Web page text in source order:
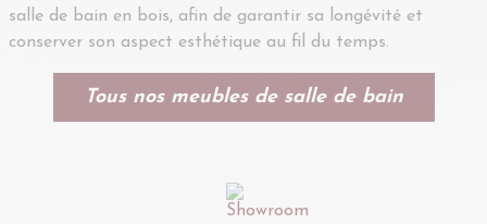
salle de bain en bois, afin de garantir sa longévité et
conserver son aspect esthétique au fil du temps.
Tous nos meubles de salle de bain